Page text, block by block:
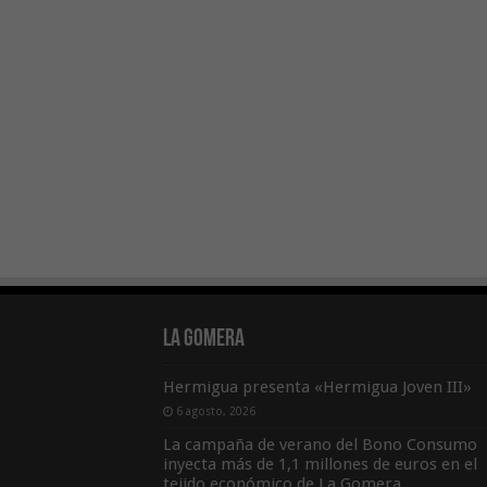
La Gomera
Hermigua presenta «Hermigua Joven III»
6 agosto, 2026
La campaña de verano del Bono Consumo
inyecta más de 1,1 millones de euros en el